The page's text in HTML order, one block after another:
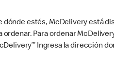
dónde estés, McDelivery está
ordenar. Para ordenar
Ingresa la dirección